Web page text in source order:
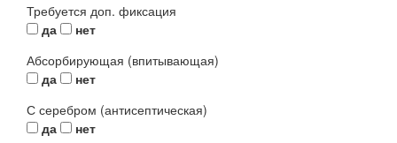
Требуется доп. фиксация
да
нет
Абсорбирующая (впитывающая)
да
нет
С серебром (антисептическая)
да
нет